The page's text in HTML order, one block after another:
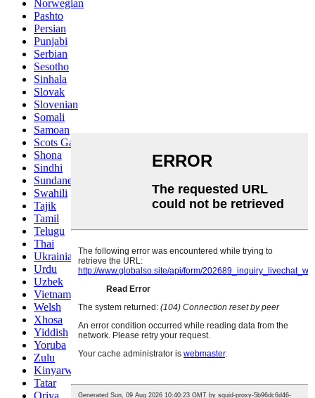
Norwegian
Pashto
Persian
Punjabi
Serbian
Sesotho
Sinhala
Slovak
Slovenian
Somali
Samoan
Scots Gaelic
Shona
Sindhi
Sundanese
Swahili
Tajik
Tamil
Telugu
Thai
Ukrainian
Urdu
Uzbek
Vietnamese
Welsh
Xhosa
Yiddish
Yoruba
Zulu
Kinyarwanda
Tatar
Oriya